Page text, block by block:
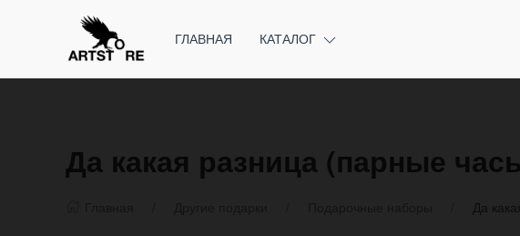
ГЛАВНАЯ КАТАЛОГ
Да какая разница (парные
Да